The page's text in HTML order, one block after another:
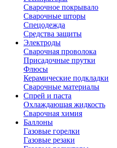
Сварочное покрывало
Сварочные шторы
Спецодежда
Средства защиты
Электроды
Сварочная проволока
Присадочные прутки
Флюсы
Керамические подкладки
Сварочные материалы
Спрей и паста
Охлаждающая жидкость
Сварочная химия
Баллоны
Газовые горелки
Газовые резаки